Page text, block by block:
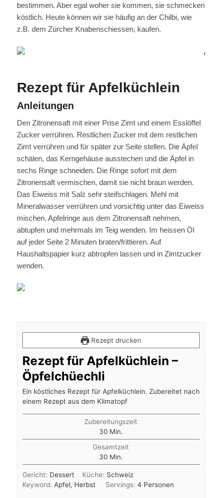
bestimmen. Aber egal woher sie kommen, sie schmecken
köstlich. Heute können wir sie häufig an der Chilbi, wie
z.B. dem Zürcher Knabenschiessen, kaufen.
Rezept für Apfelküchlein
Anleitungen
Den Zitronensaft mit einer Prise Zimt und einem Esslöffel
Zucker verrühren. Restlichen Zucker mit dem restlichen
Zimt verrühren und für später zur Seite stellen. Die Äpfel
schälen, das Kerngehäuse ausstechen und die Äpfel in
sechs Ringe schneiden. Die Ringe sofort mit dem
Zitronensaft vermischen, damit sie nicht braun werden.
Das Eiweiss mit Salz sehr steifschlagen. Mehl mit
Mineralwasser verrühren und vorsichtig unter das Eiweiss
mischen. Apfelringe aus dem Zitronensaft nehmen,
abtupfen und mehrmals im Teig wenden. Im heissen Öl
auf jeder Seite 2 Minuten braten/frittieren. Auf
Haushaltspapier kurz abtropfen lassen und in Zimtzucker
wenden.
Rezept drucken
Rezept für Apfelküchlein –
Öpfelchüechli
Ein köstliches Rezept für Apfelküchlein. Zubereitet nach
einem Rezept aus dem Klimatopf
Zubereitungszeit
30Minuten
Min.
Gesamtzeit
30Minuten
Min.
Gericht: Dessert Küche: Schweiz
Keyword: Apfel, Herbst Servings: 4 Personen